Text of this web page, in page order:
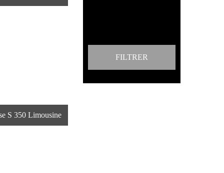
FILTRER
S 350 Limousine